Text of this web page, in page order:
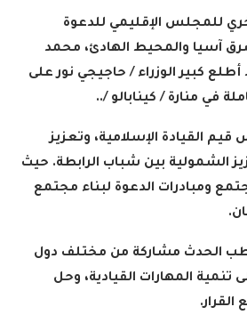
للمجلس الإقليمي للدعوة
آسيا والمحيط الهادئ، محمد
كبير الوزراء / حاجيجي نور على
في منارة / كينابالو /..
قيم القيادة الإسلامية، وتعزيز
الشمولية بين شباب الرابطة. حيث
ومبادرات الدعوة لبناء مجتمع
الحدث مشاركة من مختلف دول
تنمية المهارات القيادية، وحل
القرار.